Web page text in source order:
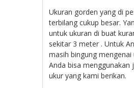
Ukuran gorden yang di
terbilang cukup besar.
untuk ukuran di buat
sekitar 3 meter . Untuk
masih bingung mengenai
Anda bisa menggunakan
ukur yang kami berikan.